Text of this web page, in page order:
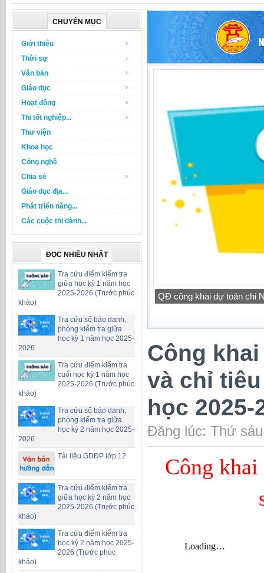
CHUYÊN MỤC
Giới thiệu
Thời sự
Văn bản
Giáo dục
Hoạt động
Thi tốt nghiệp...
Thư viện
Khoa học
Công nghệ
Chia sẻ
Giáo dục địa...
Phát triển năng...
Các cuộc thi dành...
ĐỌC NHIỀU NHẤT
Tra cứu điểm kiểm tra
giữa học kỳ 1 năm học
2025-2026 (Trước phúc
khảo)
Tra cứu số báo danh,
phòng kiểm tra giữa
học kỳ 1 năm học 2025-
2026
Tra cứu điểm kiểm tra
cuối học kỳ 1 năm học
2025-2026 (Trước phúc
khảo)
Tra cứu số báo danh,
phòng kiểm tra giữa
học kỳ 2 năm học 2025-
2026
Tài liệu GDĐP lớp 12
Tra cứu điểm kiểm tra
giữa học kỳ 2 năm học
2025-2026 (Trước phúc
khảo)
Tra cứu điểm kiểm tra
học kỳ 2 năm học 2025-
2026 (Trước phúc
khảo)
Công khai bổ sung dự
Công
và chỉ
học 2025-
Đăng lúc: Thứ
Công